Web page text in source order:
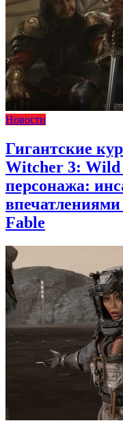
Новости
Гигантские
Witcher 3:
персонажа:
Fable